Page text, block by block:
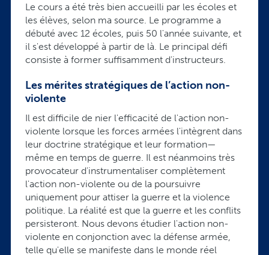
Le cours a été très bien accueilli par les écoles et
les élèves, selon ma source. Le programme a
débuté avec 12 écoles, puis 50 l'année suivante, et
il s'est développé à partir de là. Le principal défi
consiste à former suffisamment d'instructeurs.
Les mérites stratégiques de l’action non-
violente
Il est difficile de nier l'efficacité de l'action non-
violente lorsque les forces armées l'intègrent dans
leur doctrine stratégique et leur formation—
même en temps de guerre. Il est néanmoins très
provocateur d'instrumentaliser complètement
l'action non-violente ou de la poursuivre
uniquement pour attiser la guerre et la violence
politique. La réalité est que la guerre et les conflits
persisteront. Nous devons étudier l'action non-
violente en conjonction avec la défense armée,
telle qu'elle se manifeste dans le monde réel